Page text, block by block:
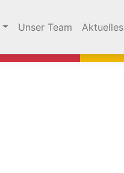
Unser Team Aktuelles